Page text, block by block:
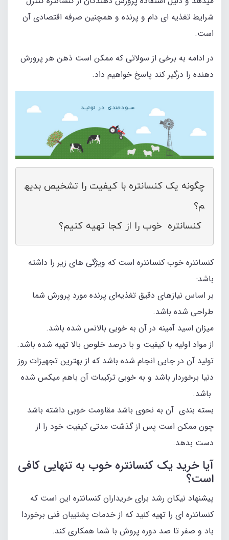
شرایط تغذیه ای دام و پرنده و همچنین صرفه اقتصادی آن
است.
در ادامه به برخی از سولاتی که ممکن است ذهن هر پرورش
دهنده را درگیر کند پاسخ خواهیم داد.
چگونه یک کنسانتره با کیفیت را تشخیص بدیه
کنسانتره  خوب را از کجا تهیه کنیم؟
کنسانتره خوب کنسانتره است که ویژگی های زیر را داشته
باشد:
بر اساس نیازهای دقیق تغذیه‌ای پرنده مورد پرورش شما
طراحی شده باشد.
میزان اسید آمینه در آن به خوبی بالانس شده باشد.
از مواد اولیه با کیفیت و با درصد خلوص بالا تهیه شده باشد.
تولید آن در جایی انجام شده باشد که از بهترین تجهیزات روز
دنیا برخوردار باشد و به خوبی ترکیبات آن باهم میکس شده
باشد.
بسته بندی آن به نحوی باشد مقاومت خوبی داشته باشد
چون ممکن است پس از گذشت مدتی کیفیت خود را از
دست بدهد.
آیا خرید یک کنسانتره خوب به تنهایی کافی
است؟
پیشنهاد نیکان رشد برای خریداران کنسانتره این است که
کنسانتره ای را تهیه کنید که از خدمات پشتیبان فنی برخوردا
باد و صفر تا صد دوره پروش با شما همکاری کند.